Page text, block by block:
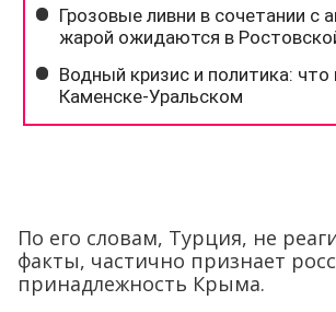
По его словам, Турция, не
факты, частично признает
принадлежность Крыма.